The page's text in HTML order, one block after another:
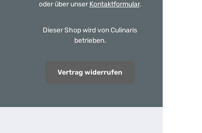
oder über unser Kontaktformular.
Dieser Shop wird von Culinaris
betrieben.
Vertrag widerrufen